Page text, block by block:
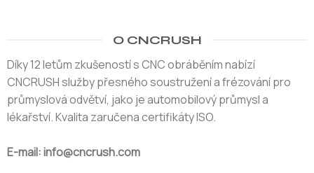
O CNCRUSH
Díky 12 letům zkušeností s CNC obráběním nabízí
CNCRUSH služby přesného soustružení a frézování pro
průmyslová odvětví, jako je automobilový průmysl a
lékařství. Kvalita zaručena certifikáty ISO.
E-mail: info@cncrush.com